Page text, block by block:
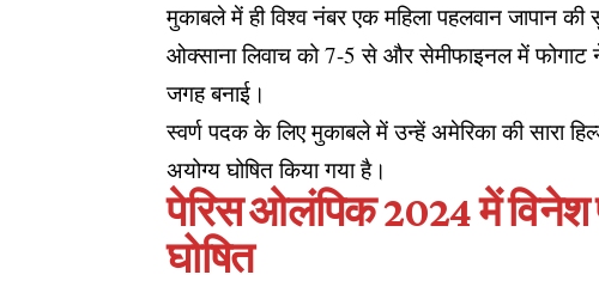
मुकाबले में ही विश्व नंबर एक महिला पहलवान जापान
ओक्साना लिवाच को 7-5 से और सेमीफाइनल में
जगह बनाई।
स्वर्ण पदक के लिए मुकाबले में उन्हें अमेरिका की सारा
अयोग्य घोषित किया गया है।
पेरिस ओलंपिक 2024 में विनेश
घोषित